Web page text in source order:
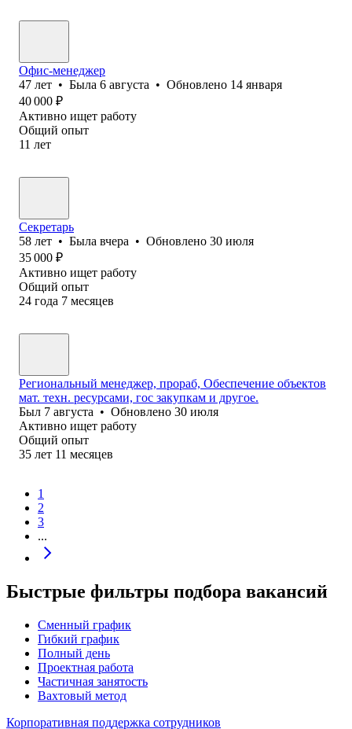
Офис-менеджер
47 лет • Была 6 августа • Обновлено 14 января
40 000 ₽
Активно ищет работу
Общий опыт
11 лет
Секретарь
58 лет • Была вчера • Обновлено 30 июля
35 000 ₽
Активно ищет работу
Общий опыт
24 года 7 месяцев
Региональный менеджер, прораб, Обеспечение объектов
мат. техн. ресурсами, гос закупкам и другое.
Был 7 августа • Обновлено 30 июля
Активно ищет работу
Общий опыт
35 лет 11 месяцев
1
2
3
...
Быстрые фильтры подбора вакансий
Сменный график
Гибкий график
Полный день
Проектная работа
Частичная занятость
Вахтовый метод
Корпоративная поддержка сотрудников